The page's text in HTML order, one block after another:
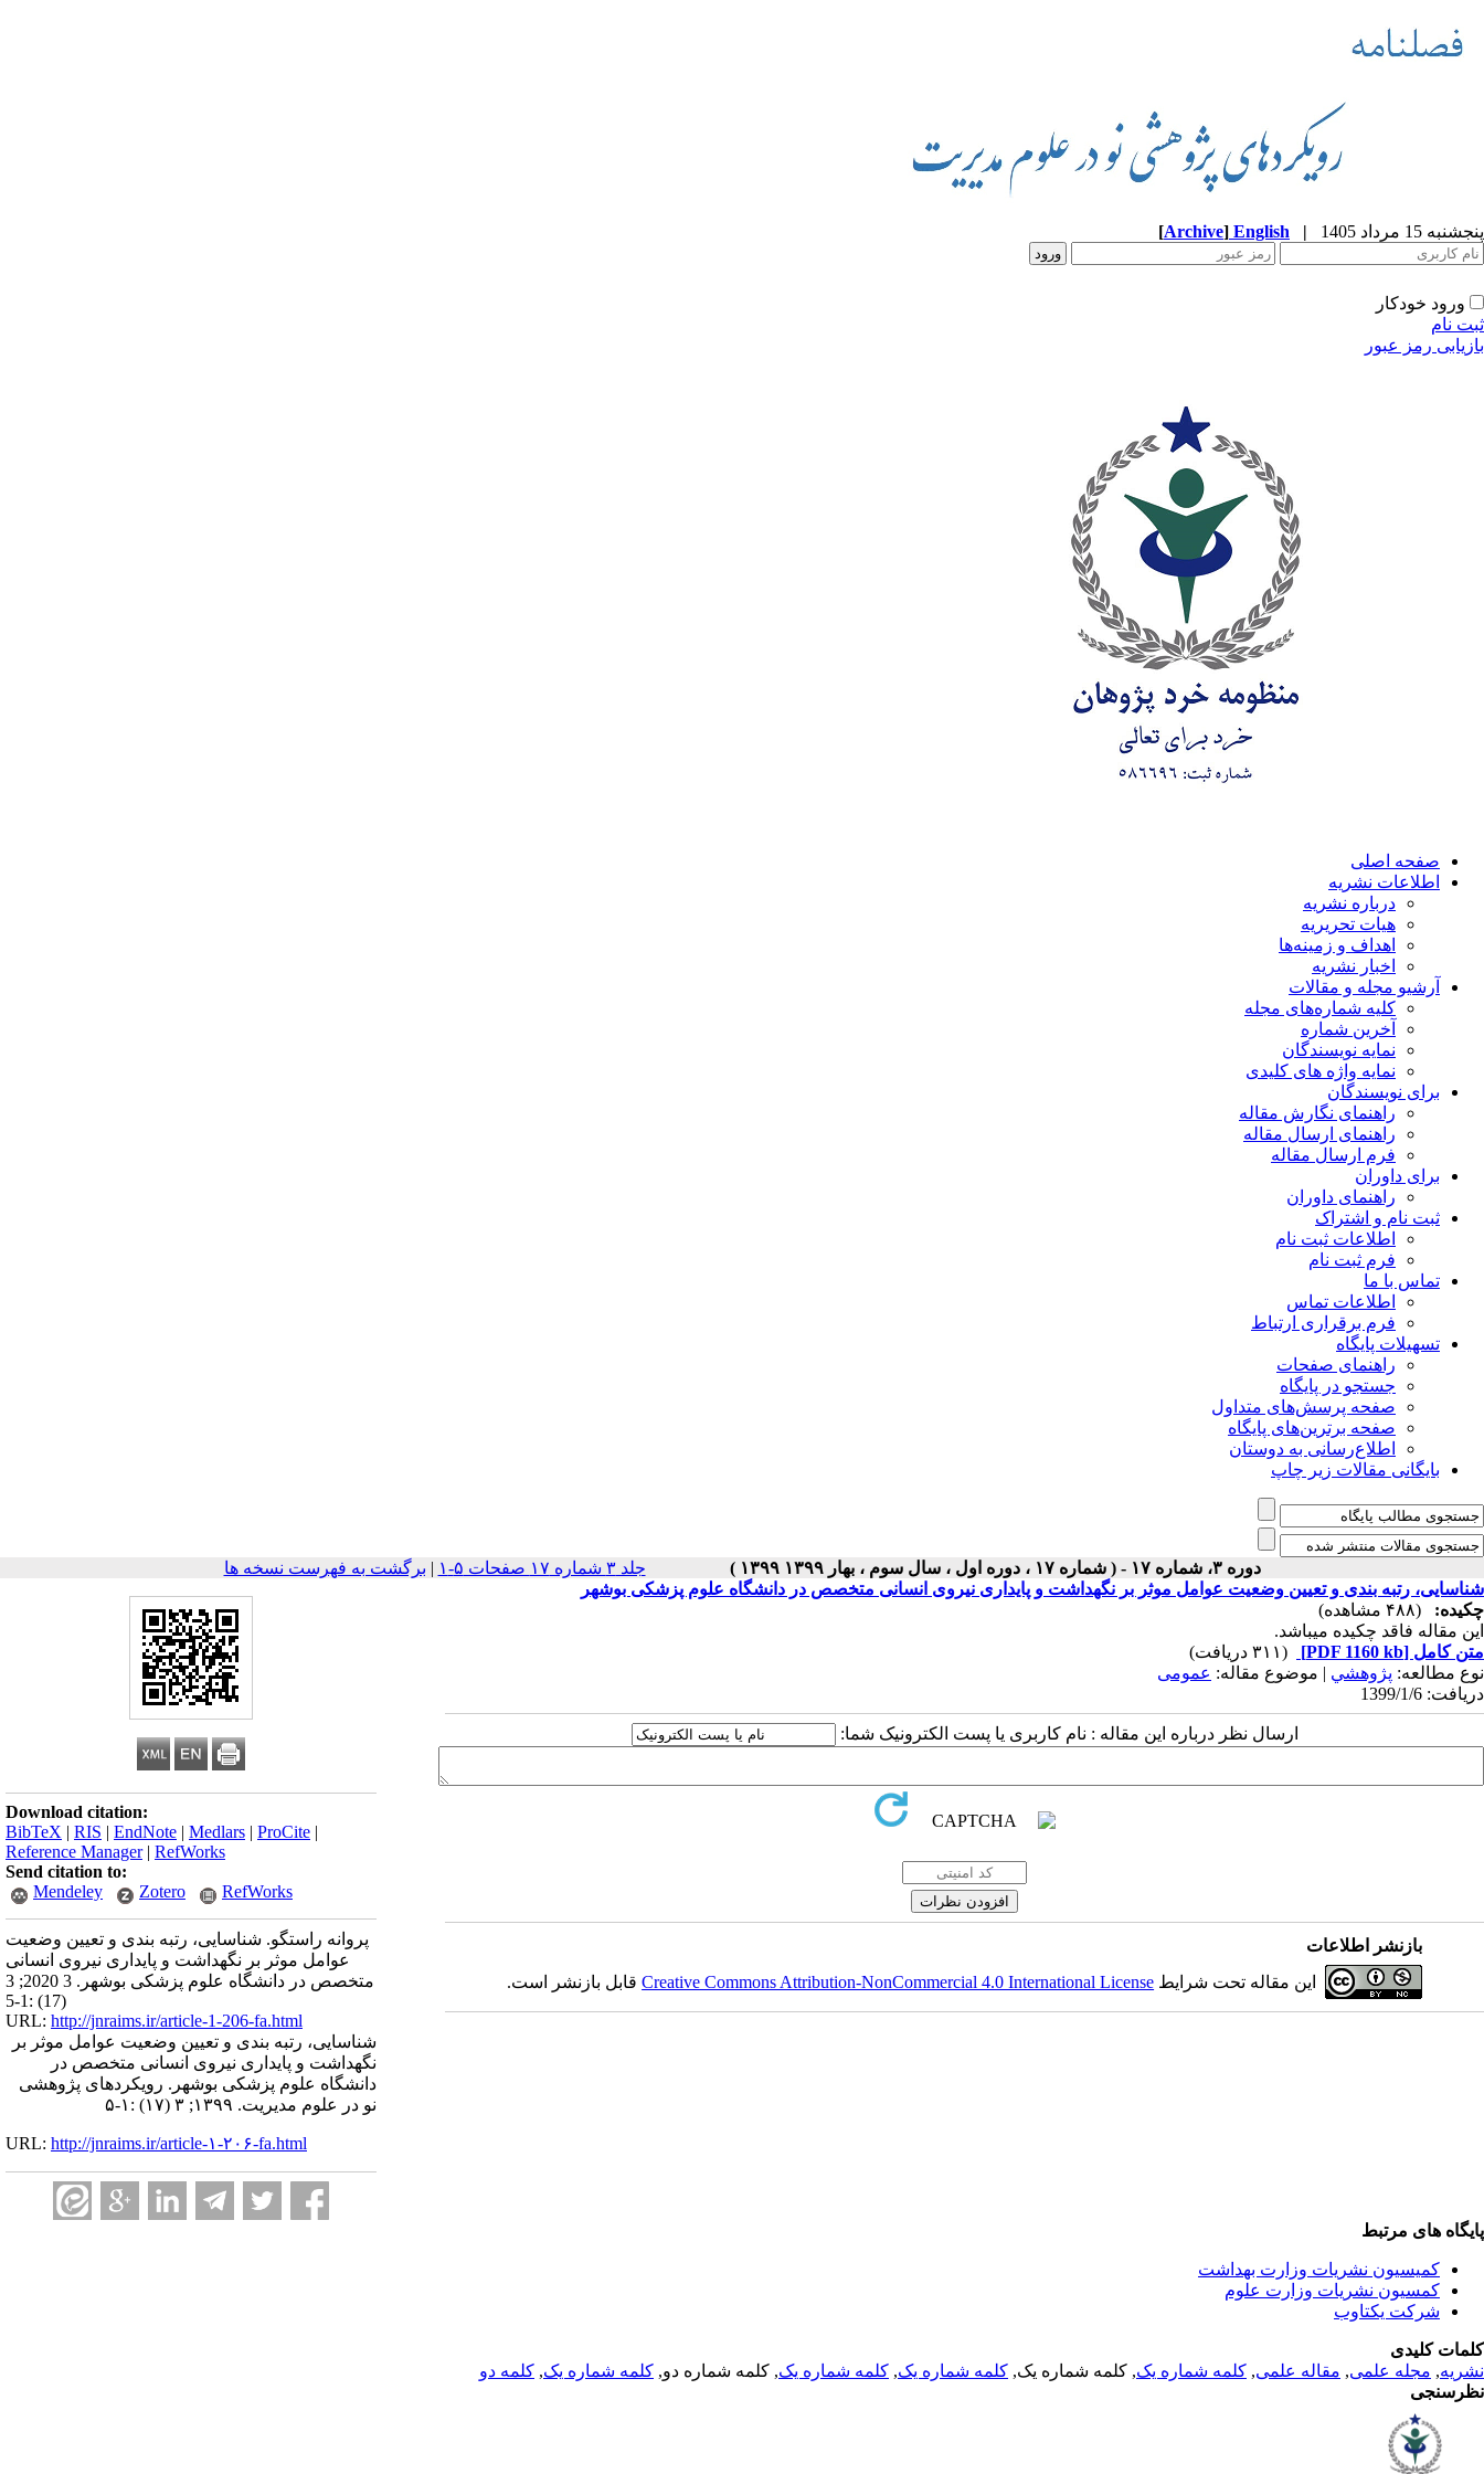
پنجشنبه 15 مرداد 1405 |
English
[Archive]
ورود خودکار
ثبت نام
بازیابی رمز عبور
صفحه اصلی
اطلاعات نشریه
درباره نشریه
هیات تحریریه
اهداف و زمینه‌ها
اخبار نشریه
آرشیو مجله و مقالات
کلیه شماره‌های مجله
آخرین شماره
نمایه نویسندگان
نمایه واژه های کلیدی
برای نویسندگان
راهنمای نگارش مقاله
راهنمای ارسال مقاله
فرم ارسال مقاله
برای داوران
راهنمای داوران
ثبت نام و اشتراک
اطلاعات ثبت نام
فرم ثبت نام
تماس با ما
اطلاعات تماس
فرم برقراری ارتباط
تسهیلات پایگاه
راهنمای صفحات
جستجو در پایگاه
صفحه پرسش‌های متداول
صفحه برترین‌های پایگاه
اطلاع‌رسانی به دوستان
بایگانی مقالات زیر چاپ
دوره ۳، شماره ۱۷ - ( شماره ۱۷ ، دوره اول ، سال سوم ، بهار ۱۳۹۹ ۱۳۹۹ ) جلد ۳ شماره ۱۷ صفحات ۵-۱ | برگشت به فهرست نسخه ها
Download citation:
BibTeX | RIS | EndNote | Medlars | ProCite |
Reference Manager| RefWorks
Send citation to:
Mendeley
Zotero RefWorks
پروانه راستگو. شناسایی، رتبه بندی و تعیین وضعیت
عوامل موثر بر نگهداشت و پایداری نیروی انسانی
متخصص در دانشگاه علوم پزشکی بوشهر. 3 2020; 3
(17) :1-5
URL: http://jnraims.ir/article-1-206-fa.html
شناسایی، رتبه بندی و تعیین وضعیت عوامل موثر بر
نگهداشت و پایداری نیروی انسانی متخصص در
دانشگاه علوم پزشکی بوشهر. رویکردهای پژوهشی
نو در علوم مدیریت. ۱۳۹۹; ۳ (۱۷) :۱-۵
URL: http://jnraims.ir/article-۱-۲۰۶-fa.html
شناسایی، رتبه بندی و تعیین وضعیت عوامل موثر بر نگهداشت و پایداری نیروی انسانی متخصص در دانشگاه علوم پزشکی بوشهر
چکیده:
(۴۸۸ مشاهده)
این مقاله فاقد چکیده می​باشد.
متن کامل [PDF 1160 kb]
(۳۱۱ دریافت)
نوع مطالعه: پژوهشي | موضوع مقاله: عمومى
دریافت: 1399/1/6
ارسال نظر درباره این مقاله : نام کاربری یا پست الکترونیک شما:
بازنشر اطلاعات
این مقاله تحت شرایط Creative Commons Attribution-NonCommercial 4.0 International Licenseقابل بازنشر است.
پایگاه های مرتبط
کمیسیون نشریات وزارت بهداشت
کمسیون نشریات وزارت علوم
شرکت یکتاوب
کلمات کلیدی
نشریه, مجله علمی, مقاله علمی, کلمه شماره یک, کلمه شماره یک, کلمه شماره یک, کلمه شماره یک, کلمه شماره دو, کلمه شماره یک, کلمه دو
نظرسنجی